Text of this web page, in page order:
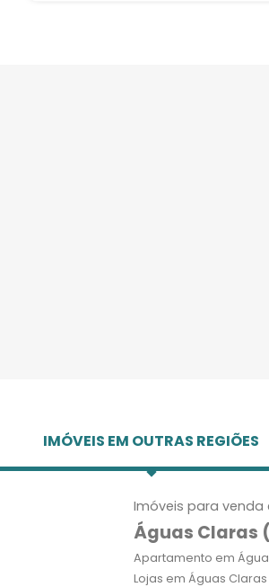
IMÓVEIS EM OUTRAS REGIÕES
Imóveis para venda
Águas Claras
Apartamento em
Lojas em Águas Claras